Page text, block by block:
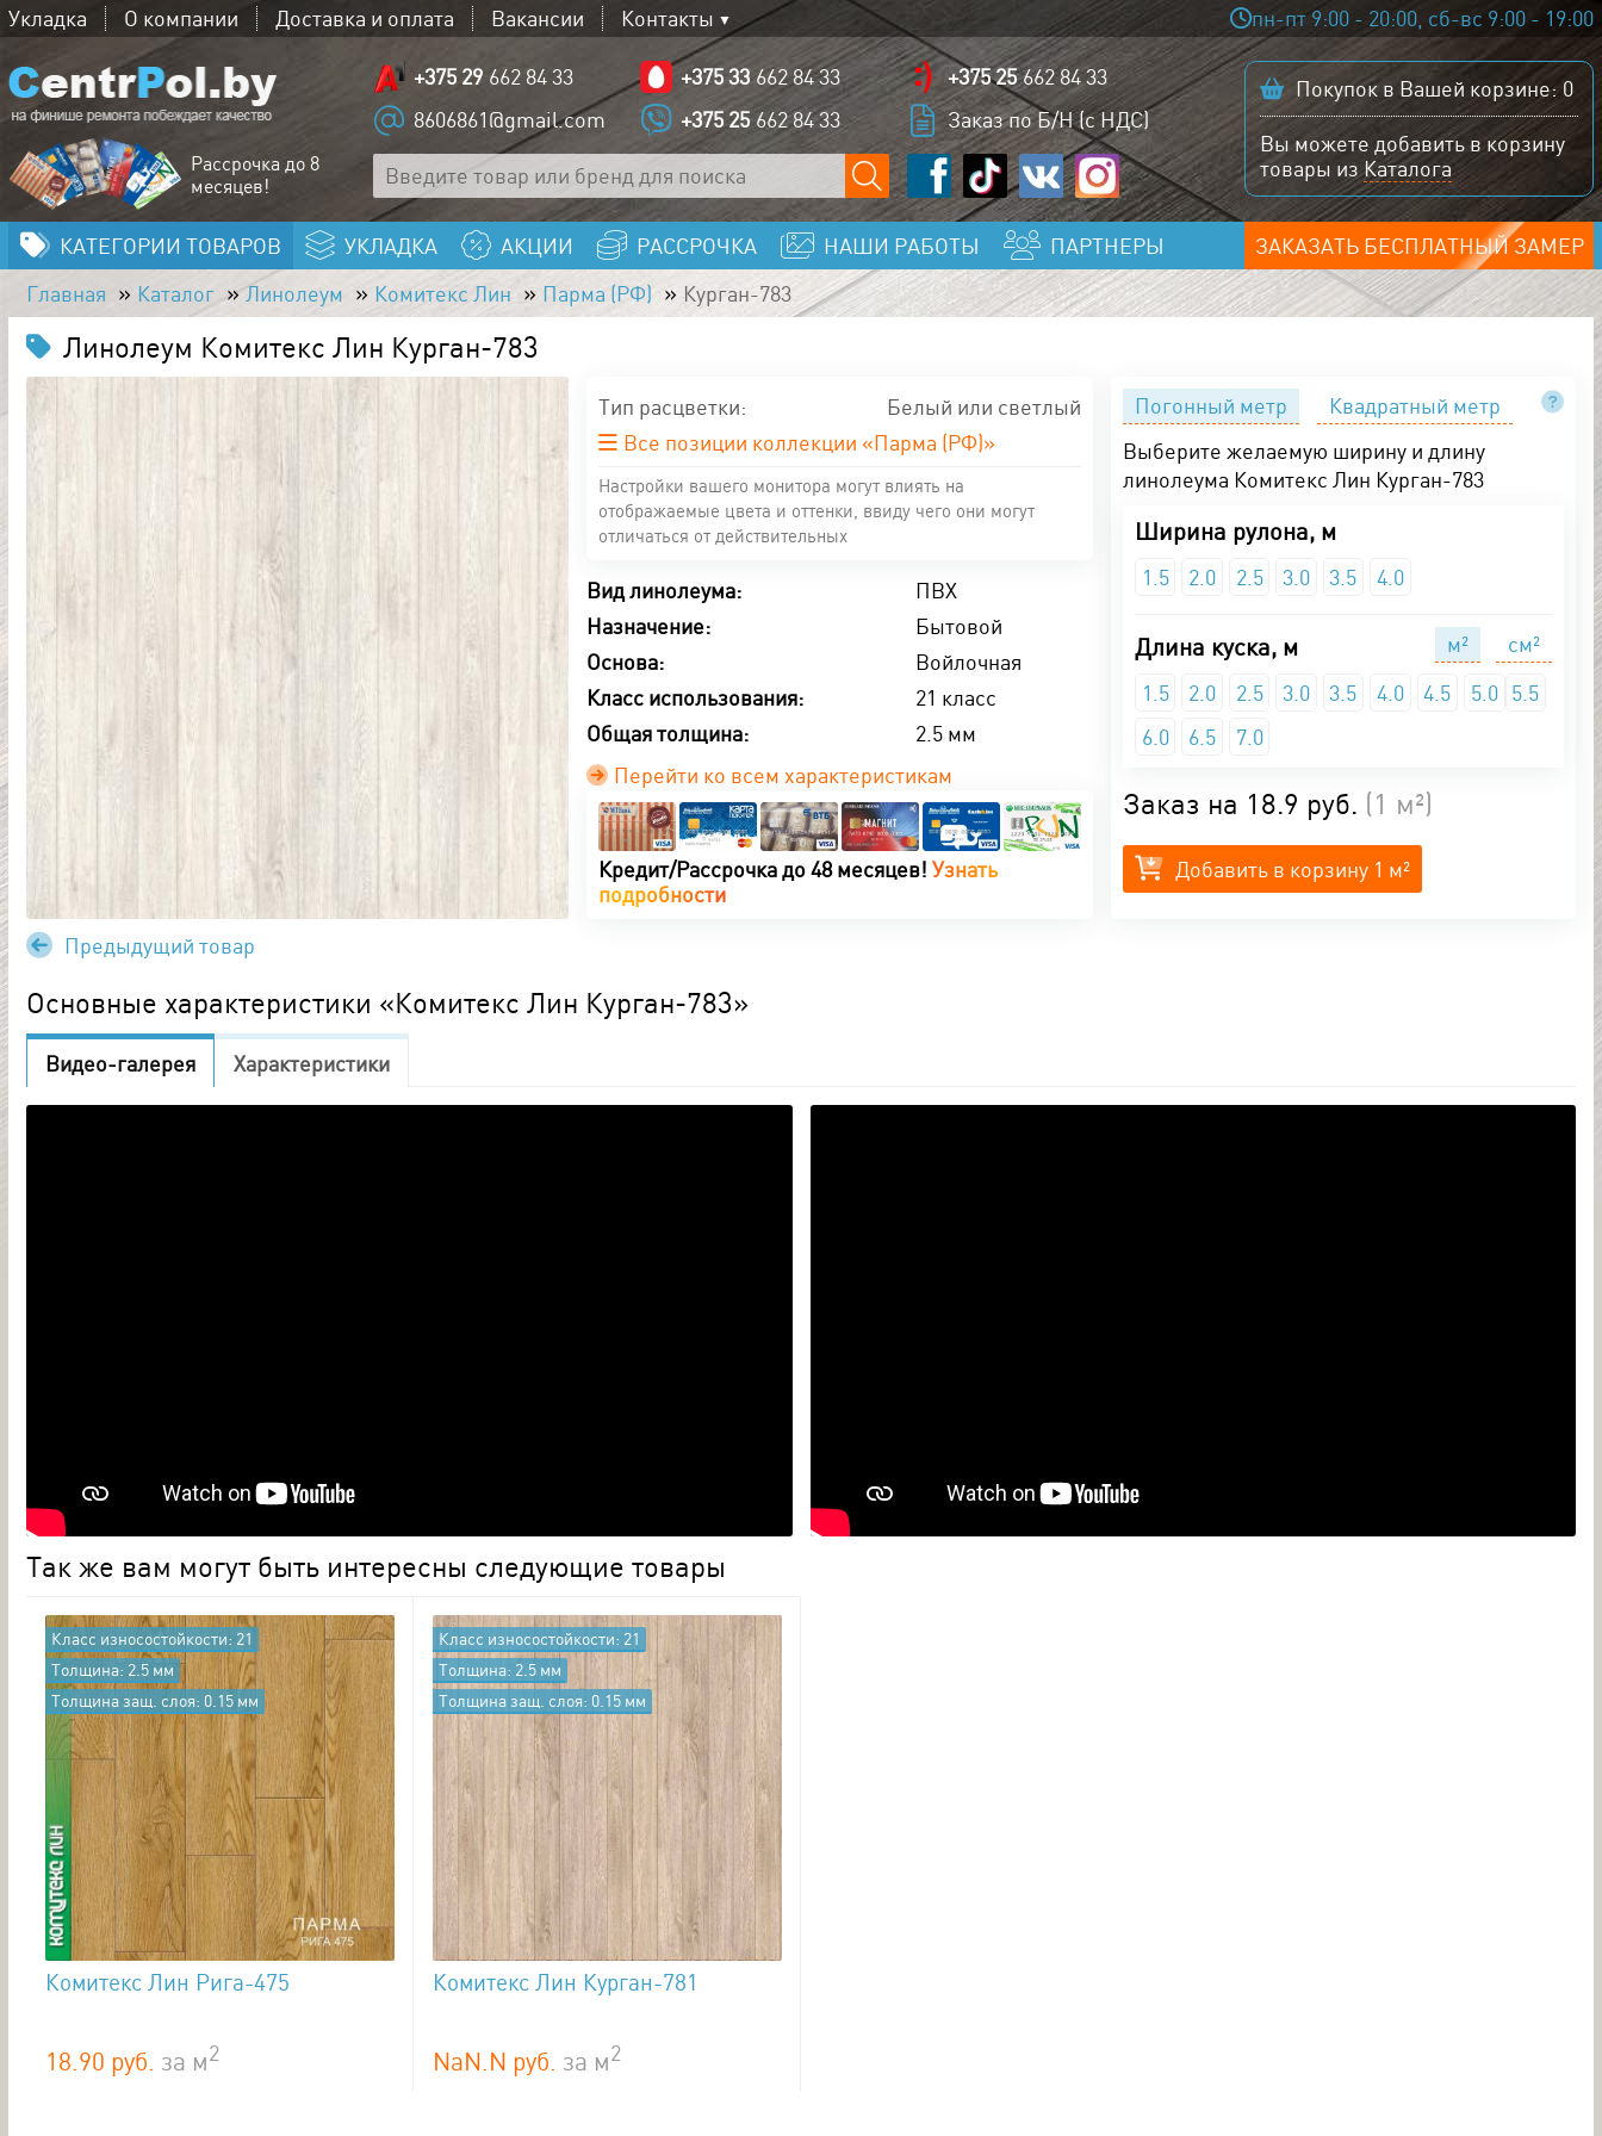
Укладка О компании Доставка и оплата Вакансии Контакты пн-пт 9:00 - 20:00, сб-вс 9:00 - 19:00
Рассрочка до 8
месяцев!
+375 29 662 84 33
8606861@gmail.com
+375 33 662 84 33
+375 25 662 84 33
+375 25 662 84 33
Заказ по Б/Н (с НДС)
Покупок в Вашей корзине: 0
Вы можете добавить в корзину
товары изКаталога
КАТЕГОРИИ ТОВАРОВ УКЛАДКА АКЦИИ РАССРОЧКА НАШИ РАБОТЫ ПАРТНЕРЫ
ЗАКАЗАТЬ БЕСПЛАТНЫЙ ЗАМЕР
Главная
Каталог Линолеум Комитекс Лин Парма (РФ) Курган-783
Линолеум Комитекс Лин Курган-783
Предыдущий товар
Тип расцветки:
Белый или светлый
Все позиции коллекции «Парма (РФ)»
Настройки вашего монитора могут влиять на
отображаемые цвета и оттенки, ввиду чего они могут
отличаться от действительных
Вид линолеума:
ПВХ
Назначение:
Бытовой
Основа:
Войлочная
Класс использования:
21 класс
Общая толщина:
2.5 мм
Перейти ко всем характеристикам
Халва -
рассрочка
на 3
Карта
покупок
-
Узнать
больше
Черепаха
-
Магнит -
рассрочка
Кашалот
-
Кредит/Рассрочка до 48 месяцев! Узнать
подробности
Погонный метр
Квадратный метр
Выберите желаемую ширину и длину
линолеума Комитекс Лин Курган-783
Ширина рулона, м
1.5 2.0 2.5 3.0 3.5 4.0
м² см²
Длина куска, м
1.5 2.0 2.5 3.0 3.5 4.0 4.5 5.0 5.5
6.0
6.5 7.0
Заказ на 18.9 руб. (1 м²)
Добавить в корзину 1 м²
Основные характеристики «Комитекс Лин Курган-783»
Видео-галерея Характеристики
Так же вам могут быть интересны следующие товары
Класс износостойкости: 21
Толщина: 2.5 мм
Толщина защ. слоя: 0.15 мм
Комитекс Лин Рига-475
18.90 руб. за м2
Класс износостойкости: 21
Толщина: 2.5 мм
Толщина защ. слоя: 0.15 мм
Комитекс Лин Курган-781
NaN.N руб. за м2